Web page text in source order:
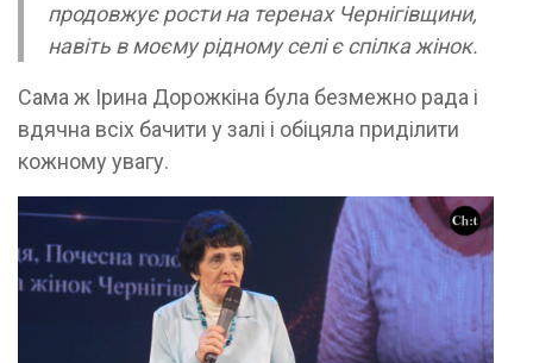
продовжує рости на теренах Чернігівщини,
навіть в моєму рідному селі є спілка жінок.
Сама ж Ірина Дорожкіна була безмежно рада і
вдячна всіх бачити у залі і обіцяла приділити
кожному увагу.